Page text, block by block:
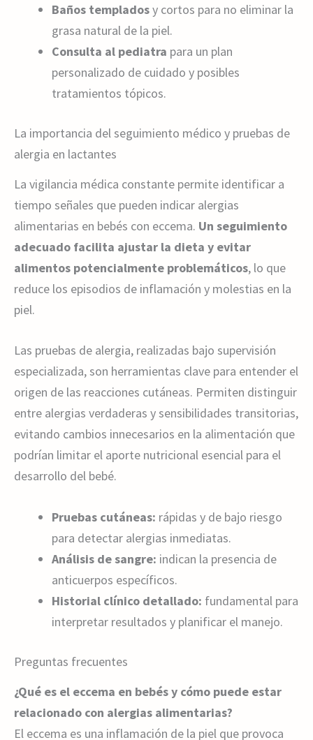
Baños templadosy cortos para no eliminar la
grasa natural de la piel.
Consulta al pediatra para un plan
personalizado de cuidado y posibles
tratamientos tópicos.
La importancia del seguimiento médico y pruebas de
alergia en lactantes
La vigilancia médica constante permite identificar a
tiempo señales que pueden indicar alergias
alimentarias en bebés con eccema. Un seguimiento
adecuado facilita ajustar la dieta y evitar
alimentos potencialmente problemáticos, lo que
reduce los episodios de inflamación y molestias en la
piel.
Las pruebas de alergia, realizadas bajo supervisión
especializada, son herramientas clave para entender el
origen de las reacciones cutáneas. Permiten distinguir
entre alergias verdaderas y sensibilidades transitorias,
evitando cambios innecesarios en la alimentación que
podrían limitar el aporte nutricional esencial para el
desarrollo del bebé.
Pruebas cutáneas: rápidas y de bajo riesgo
para detectar alergias inmediatas.
Análisis de sangre: indican la presencia de
anticuerpos específicos.
Historial clínico detallado: fundamental para
interpretar resultados y planificar el manejo.
Preguntas frecuentes
¿Qué es el eccema en bebés y cómo puede estar
relacionado con alergias alimentarias?
El eccema es una inflamación de la piel que provoca